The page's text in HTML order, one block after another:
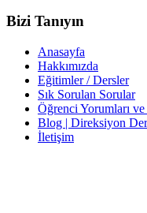
Bizi Tanıyın
Anasayfa
Hakkımızda
Eğitimler / Dersler
Sık Sorulan Sorular
Öğrenci Yorumları
Blog | Direksiyon
İletişim